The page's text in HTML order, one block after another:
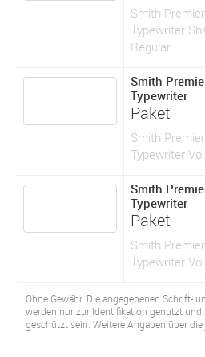
Smith Premier
Typewriter
Regular
Smith
Typewriter
Paket
Smith Premier
Typewriter
Smith
Typewriter
Paket
Smith Premier
Typewriter
Ohne Gewähr. Die angegebenen Schrift-
werden nur zur Identifikation genutzt
geschützt sein. Weitere Angaben über die